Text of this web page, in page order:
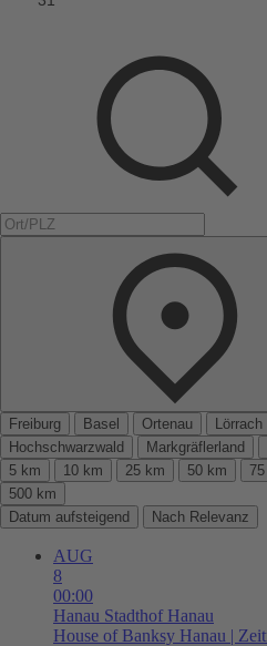
Freiburg
Basel Ortenau Lörrach
Hochschwarzwald
Markgräflerland
5 km
10 km 25 km 50 km
500 km
Datum aufsteigend
Nach Relevanz
AUG
8
00:00
Hanau Stadthof Hanau
House of Banksy Hanau |